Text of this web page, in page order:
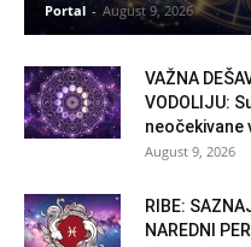
Portal - August 9, 2026
VAŽNA
VODOLIJU:
neočekivane
August 9, 2026
RIBE:
NAREDNI